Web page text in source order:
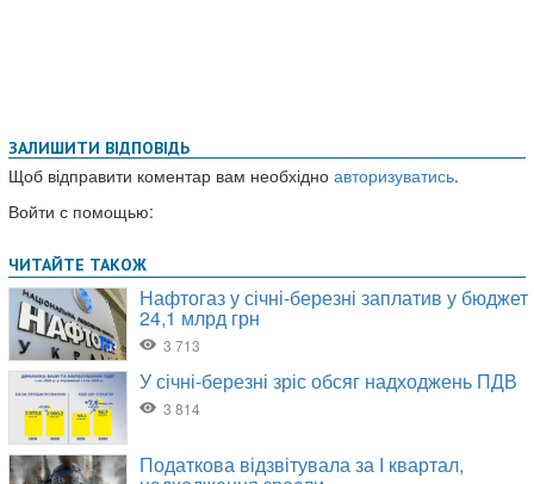
ЗАЛИШИТИ ВІДПОВІДЬ
Щоб відправити коментар вам необхідно авторизуватись.
Войти с помощью: